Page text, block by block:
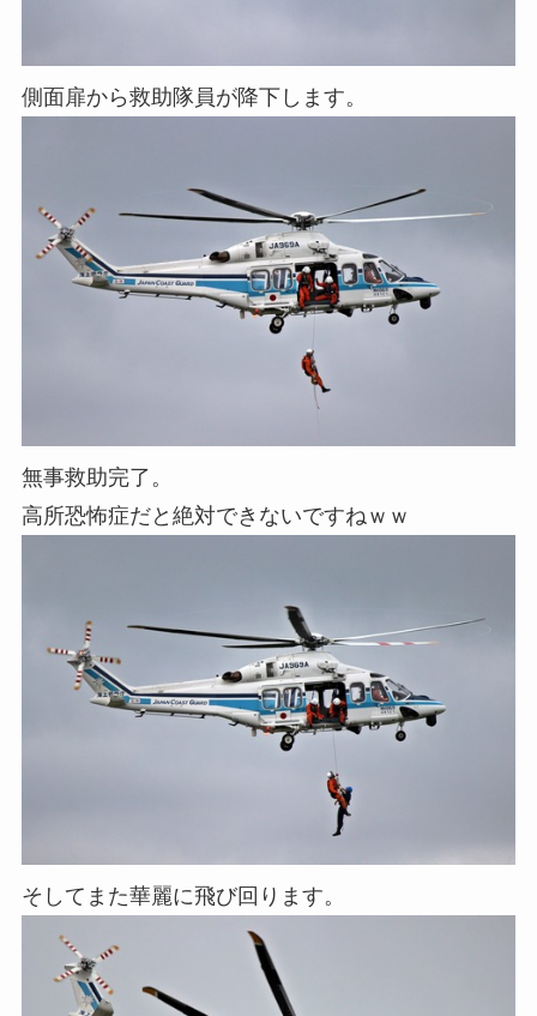
側面扉から救助隊員が降下します。
無事救助完了。
高所恐怖症だと絶対できないですねｗｗ
そしてまた華麗に飛び回ります。